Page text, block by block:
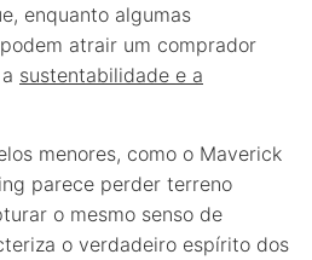
enquanto algumas
atrair um comprador
sustentabilidade e a
menores, como o Maverick
parece perder terreno
o mesmo senso de
o verdadeiro espírito dos